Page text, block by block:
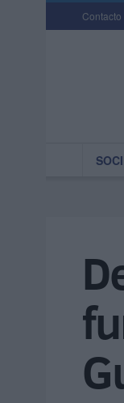
Contacto